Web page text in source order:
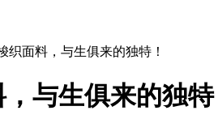
面料，与生俱来的独特！
与生俱来的独特